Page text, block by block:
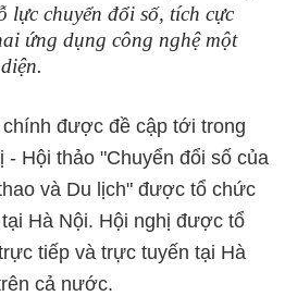
lực chuyển đổi số, tích cực
ứng dụng công nghệ một
được đề cập tới trong
Hội thảo "Chuyển đổi số của
và Du lịch" được tổ chức
Hà Nội. Hội nghị được tổ
tiếp và trực tuyến tại Hà
cả nước.